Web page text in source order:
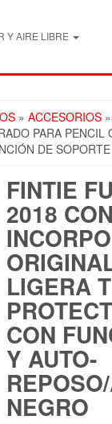
Y AIRE LIBRE
» ACCESORIOS »
PARA
DE
FINTIE
2018
LIGERA
CON
Y AUTO-
NEGRO